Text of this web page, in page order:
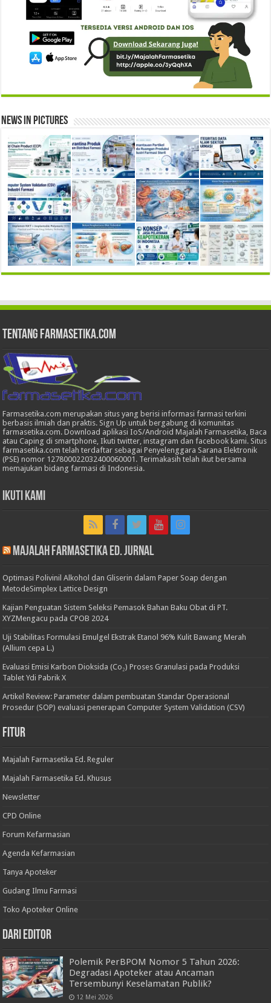
News in Pictures
Tentang Farmasetika.com
Farmasetika.com merupakan situs yang berisi informasi farmasi terkini
berbasis ilmiah dan praktis. Sign Up untuk bergabung di komunitas
farmasetika.com. Download aplikasi IoS/Android Majalah Farmasetika, Baca
atau Caping di smartphone, Ikuti twitter, instagram dan facebook kami. Situs
farmasetika.com telah terdaftar sebagai Penyelenggara Sarana Elektronik
(PSE) nomor 127800022032400060001. Terimakasih telah ikut bersama
memajukan bidang farmasi di Indonesia.
Ikuti Kami
Majalah Farmasetika Ed. Jurnal
Optimasi Polivinil Alkohol dan Gliserin dalam Paper Soap dengan
MetodeSimplex Lattice Design
Kajian Penguatan Sistem Seleksi Pemasok Bahan Baku Obat di PT.
XYZMengacu pada CPOB 2024
Uji Stabilitas Formulasi Emulgel Ekstrak Etanol 96% Kulit Bawang Merah
(Allium cepa L.)
Evaluasi Emisi Karbon Dioksida (Co₂) Proses Granulasi pada Produksi
Tablet Ydi Pabrik X
Artikel Review: Parameter dalam pembuatan Standar Operasional
Prosedur (SOP) evaluasi penerapan Computer System Validation (CSV)
Fitur
Majalah Farmasetika Ed. Reguler
Majalah Farmasetika Ed. Khusus
Newsletter
CPD Online
Forum Kefarmasian
Agenda Kefarmasian
Tanya Apoteker
Gudang Ilmu Farmasi
Toko Apoteker Online
Dari Editor
Polemik PerBPOM Nomor 5 Tahun 2026:
Degradasi Apoteker atau Ancaman
Tersembunyi Keselamatan Publik?
12 Mei 2026